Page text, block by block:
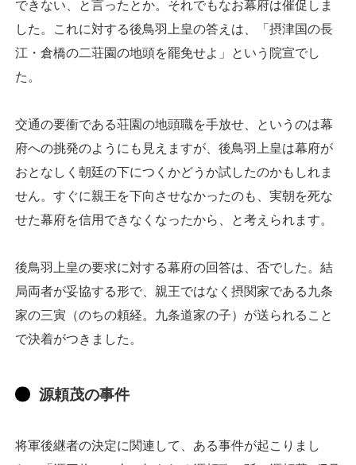
できない、と言ったとか。それでもなお幕府は催促しま
した。これに対する後鳥羽上皇の答えは、「摂津国の長
江・倉橋の二荘園の地頭を罷免せよ」という院宣でし
た。
交通の要衝である荘園の地頭職を手放せ、というのは幕
府への挑発のようにも見えますが、後鳥羽上皇は幕府が
おとなしく朝廷の下につくかどうか試したのかもしれま
せん。すぐに親王を下向させなかったのも、実朝を死な
せた幕府を信用できなくなったから、と考えられます。
後鳥羽上皇の要求に対する幕府の回答は、否でした。結
局両者が妥協する形で、親王ではなく摂関家である九条
家の三寅（のちの頼経。九条道家の子）が送られること
で決着がつきました。
源頼茂の事件
将軍後継者の決定に関連して、ある事件が起こりまし